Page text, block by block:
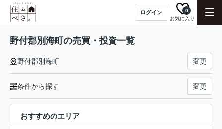
ログイン
お気に入り
0
野付郡別海町の売買・投資一覧
野付郡別海町 変更
条件から探す 変更
おすすめのエリア